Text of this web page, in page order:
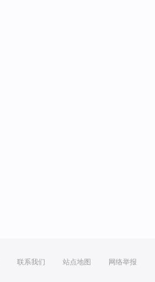
联系我们 站点地图 网络举报